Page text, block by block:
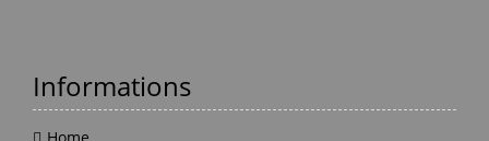
Informations
Home